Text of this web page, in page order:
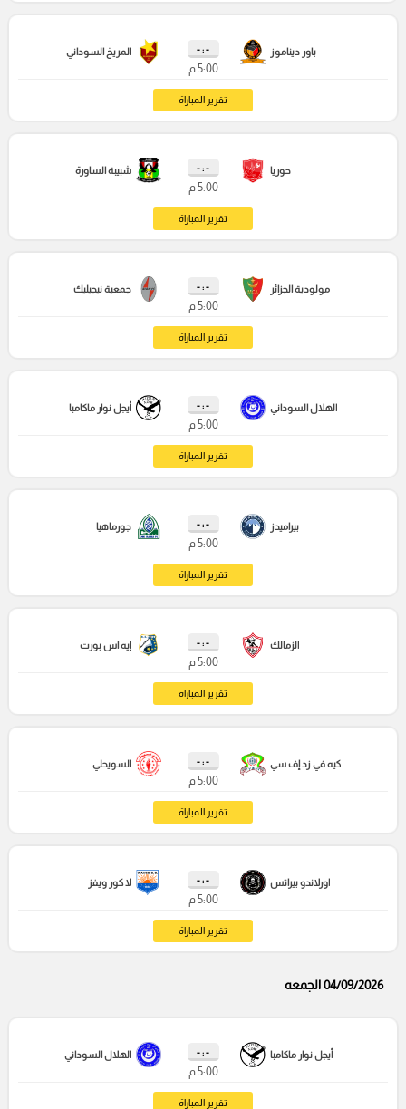
باور ديناموز - : -
5:00 م
المريخ السوداني
تقرير المباراة
حوريا - : -
5:00 م
شبيبة الساورة
تقرير المباراة
مولودية الجزائر - : -
5:00 م
جمعية نيجيليك
تقرير المباراة
الهلال السوداني - : -
5:00 م
أيجل نوار ماكامبا
تقرير المباراة
بيراميدز - : -
5:00 م
جورماهيا
تقرير المباراة
الزمالك - : -
5:00 م
إيه اس بورت
تقرير المباراة
كيه في زد إف سي - : -
5:00 م
السويحلي
تقرير المباراة
اورلاندو بيراتس - : -
5:00 م
لا كور ويفز
تقرير المباراة
04/09/2026 الجمعه
أيجل نوار ماكامبا - : -
5:00 م
الهلال السوداني
تقرير المباراة